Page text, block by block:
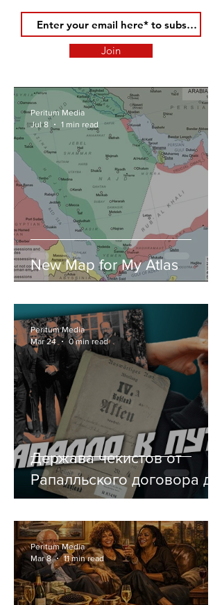
Join
New Map for My Atlas
Peritum Media
Jul 8
1 min read
Держава чекистов от
Рапалльского договора до
Путина. Глорификация
оккупантов.
Peritum Media
Mar 24
0 min read
Peritum Media
Mar 8
11 min read